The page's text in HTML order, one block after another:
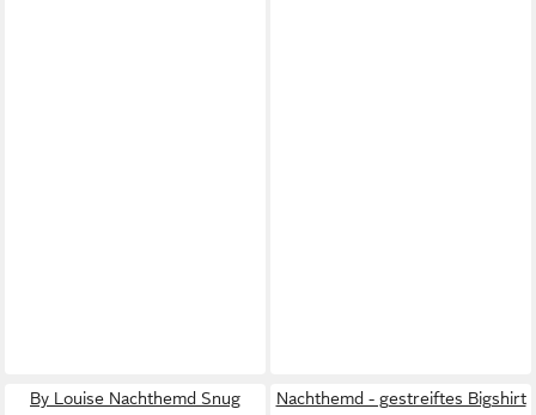
By Louise Nachthemd Snug
Nachthemd - gestreiftes Bigshirt